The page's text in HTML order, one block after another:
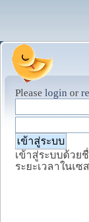
Please login or
เข้าสู่ระบบด้วย
ระยะเวลาในเซ